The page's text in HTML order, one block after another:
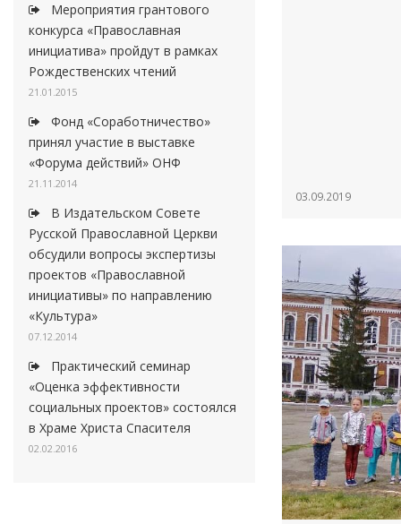
Мероприятия грантового
конкурса «Православная
инициатива» пройдут в рамках
Рождественских чтений
21.01.2015
Фонд «Соработничество»
принял участие в выставке
«Форума действий» ОНФ
21.11.2014
В Издательском Совете
Русской Православной Церкви
обсудили вопросы экспертизы
проектов «Православной
инициативы» по направлению
«Культура»
07.12.2014
Практический семинар
«Оценка эффективности
социальных проектов» состоялся
в Храме Христа Спасителя
02.02.2016
03.09.2019